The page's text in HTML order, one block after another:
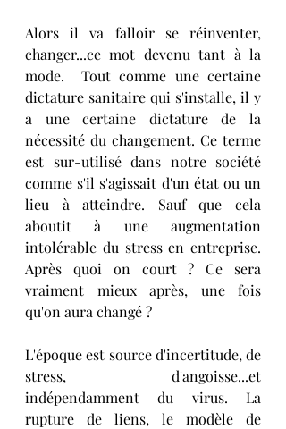
Alors il va falloir se réinventer,
changer...ce mot devenu tant à la
mode.  Tout comme une certaine
dictature sanitaire qui s'installe, il y
a une certaine dictature de la
nécessité du changement. Ce terme
est sur-utilisé dans notre société
comme s'il s'agissait d'un état ou un
lieu à atteindre. Sauf que cela
aboutit à une augmentation
intolérable du stress en entreprise.
Après quoi on court ? Ce sera
vraiment mieux après, une fois
qu'on aura changé ?
L'époque est source d'incertitude, de
stress, d'angoisse...et
indépendamment du virus. La
rupture de liens, le modèle de